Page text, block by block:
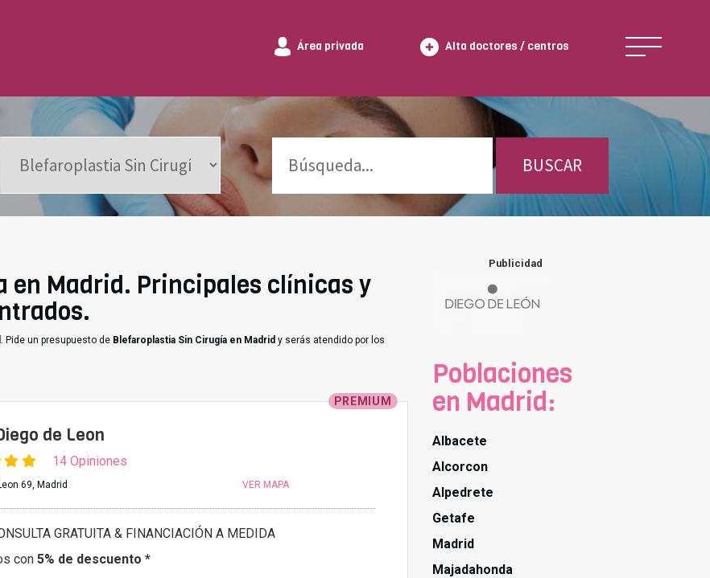
Área privada Alta doctores / centros
BUSCAR
en Madrid. Principales clínicas y
. Pide un presupuesto de Blefaroplastia Sin Cirugía en Madrid y serás atendido por los
PREMIUM
de Leon
14 Opiniones
69, Madrid VER MAPA
GRATUITA & FINANCIACIÓN A MEDIDA
con 5% de descuento *
Publicidad
Poblaciones
en Madrid:
Albacete
Alcorcon
Alpedrete
Getafe
Madrid
Majadahonda